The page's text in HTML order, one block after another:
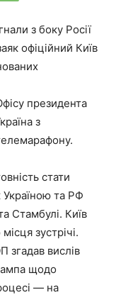
з боку Росії
офіційний Київ
президента
з
стати
Україною та РФ
Стамбулі. Київ
зустрічі.
згадав вислів
щодо
— на